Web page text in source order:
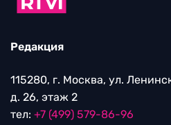
Редакция
115280, г. Москва, ул.
д. 26, этаж 2
тел: +7 (499) 579-86-96